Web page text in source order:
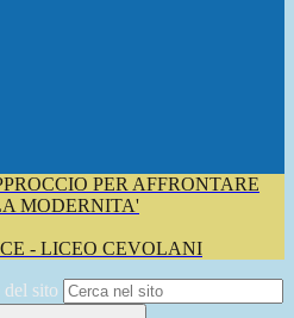
PER AFFRONTARE
MODERNITA'
- LICEO CEVOLANI
sito